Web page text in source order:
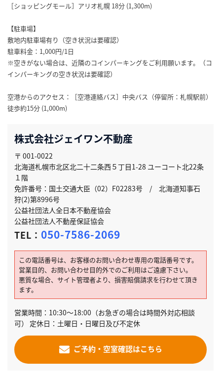
［ショッピングモール］アリオ札幌 18分 (1,300m)
【駐車場】
敷地内駐車場有り（空き状況は要確認）
駐車料金：1,000円/1日
※空きがない場合は、近隣のコインパーキングをご利用願います。（コ
インパーキングの空き状況は要確認）
空港からのアクセス：［空港連絡バス］中央バス（停留所：札幌駅前）
徒歩約15分 (1,000m)
株式会社ジェイワン不動産
〒 001-0022
北海道札幌市北区北二十二条西５丁目1-28 ユーコート北22条
１階
免許番号：国土交通大臣（02）F02283号 / 北海道知事石
狩(2)第8996号
公益社団法人全日本不動産協会
公益社団法人不動産保証協会
TEL： 050-7586-2069
この電話番号は、お客様のお問い合わせ専用の電話番号です。
営業目的、お問い合わせ目的外でのご利用はご遠慮下さい。
悪質な場合、サイト管理者より、損害賠償請求を行わせて頂き
ます。
営業時間：10:30～18:00（お急ぎの場合は時間外対応相談
可） 定休日：土曜日・日曜日及び不定休
ご予約・空室確認はこちら